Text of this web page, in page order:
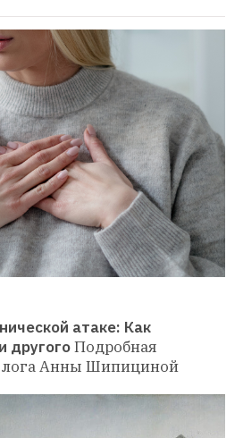
атаке: Как
другогоПодробная
Анны Шипициной